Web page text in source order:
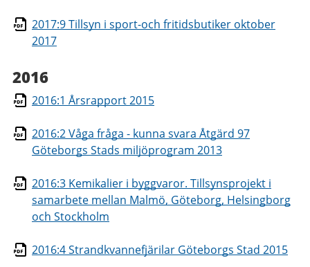
2017:9 Tillsyn i sport-och fritidsbutiker oktober
2017
2016
2016:1 Årsrapport 2015
2016:2 Våga fråga - kunna svara Åtgärd 97
Göteborgs Stads miljöprogram 2013
2016:3 Kemikalier i byggvaror. Tillsynsprojekt i
samarbete mellan Malmö, Göteborg, Helsingborg
och Stockholm
2016:4 Strandkvannefjärilar Göteborgs Stad 2015